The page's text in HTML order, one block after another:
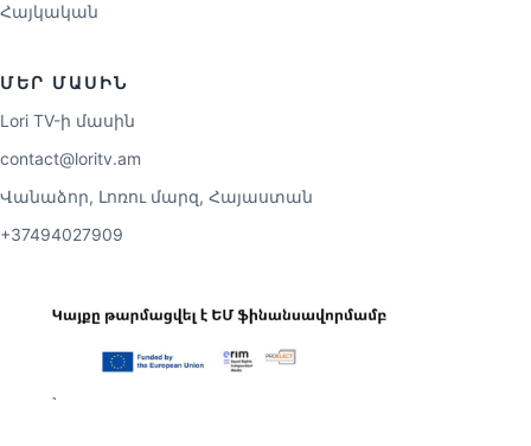
Հայկական
ՄԵՐ ՄԱՍԻՆ
Lori TV-ի մասին
contact@loritv.am
Վանաձոր, Լոռու մարզ, Հայաստան
+37494027909